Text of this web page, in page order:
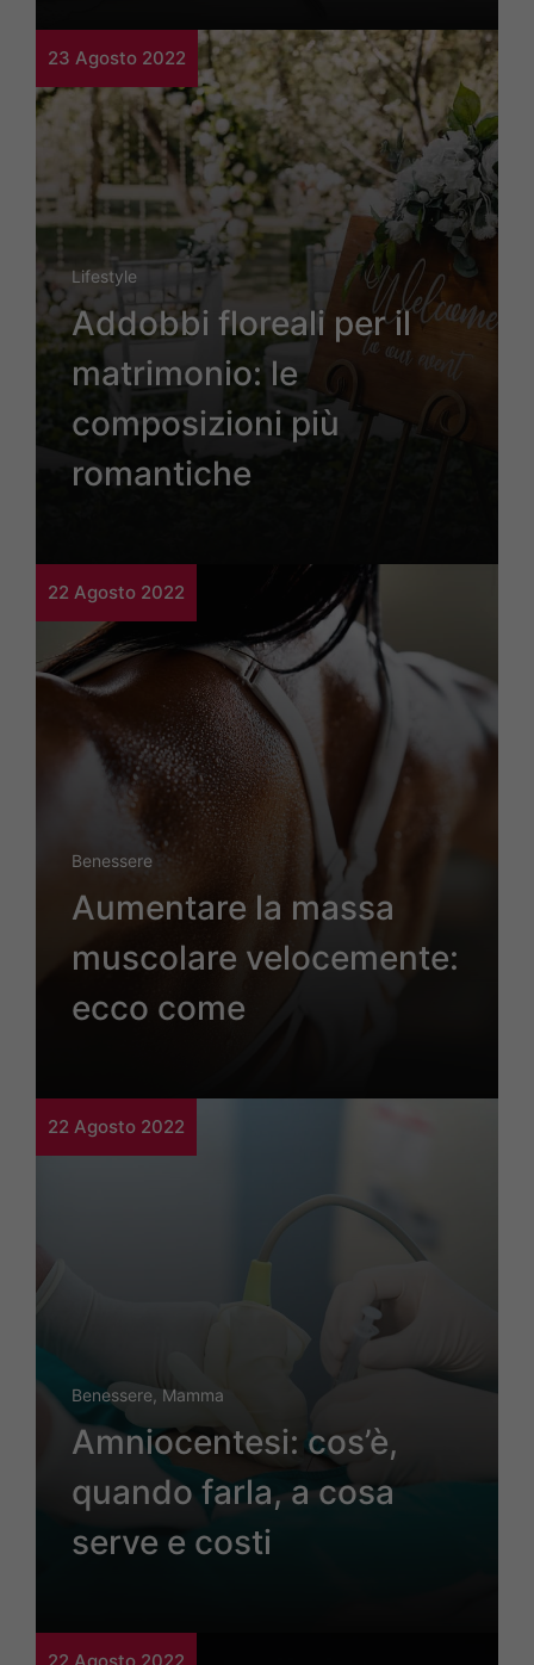
23 Agosto 2022
Lifestyle
Addobbi floreali per il
matrimonio: le
composizioni più
romantiche
22 Agosto 2022
Benessere
Aumentare la massa
muscolare velocemente:
ecco come
22 Agosto 2022
Benessere, Mamma
Amniocentesi: cos’è,
quando farla, a cosa
serve e costi